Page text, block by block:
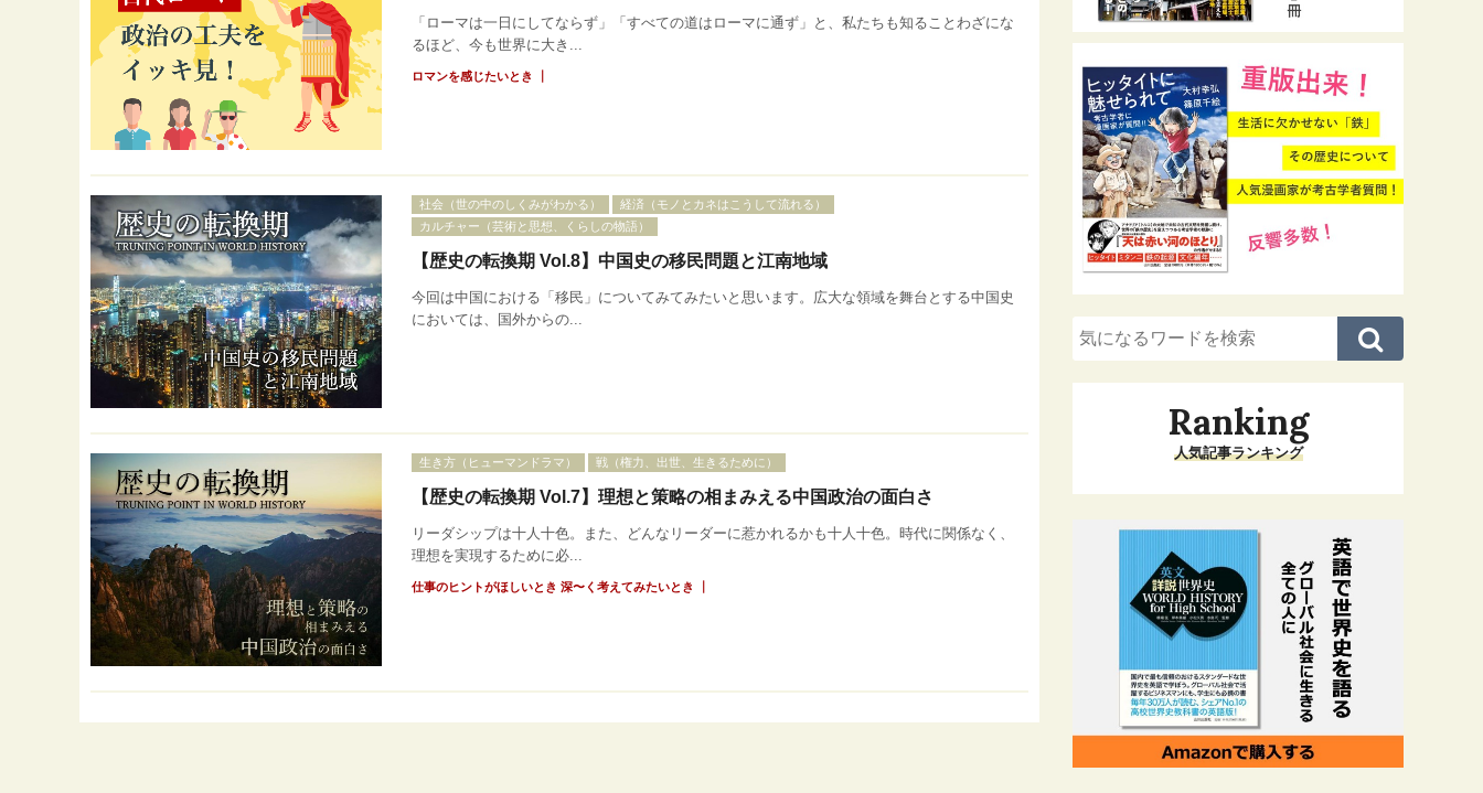
「ローマは一日にしてならず」「すべての道はローマに通ず」と、私たちも知ることわざにな
るほど、今も世界に大き...
ロマンを感じたいとき ｜
社会（世の中のしくみがわかる）
経済（モノとカネはこうして流れる）
カルチャー（芸術と思想、くらしの物語）
【歴史の転換期 Vol.8】中国史の移民問題と江南地域
今回は中国における「移民」についてみてみたいと思います。広大な領域を舞台とする中国史
においては、国外からの...
生き方（ヒューマンドラマ） 戦（権力、出世、生きるために）
【歴史の転換期 Vol.7】理想と策略の相まみえる中国政治の面白さ
リーダシップは十人十色。また、どんなリーダーに惹かれるかも十人十色。時代に関係なく、
理想を実現するために必...
仕事のヒントがほしいとき 深〜く考えてみたいとき ｜
Ranking
人気記事ランキング